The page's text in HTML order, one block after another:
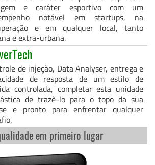
e caráter esportivo com um
notável em startups, na
e em qualquer local, tanto
e extra-urbana.
de injeção, Data Analyser, entrega e
de resposta de um estilo de
controlada, completar esta unidade
de trazê-lo para o topo da sua
e pronto para enfrentar qualquer
em primeiro lugar